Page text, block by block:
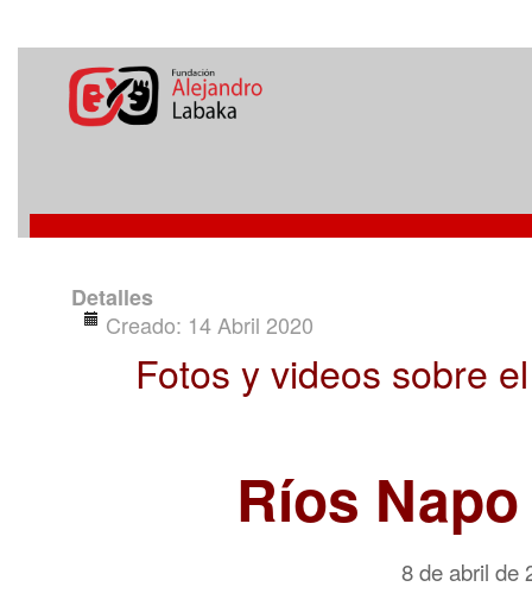
Detalles
Creado: 14 Abril 2020
Fotos y videos sobre
Ríos
8 de abril de